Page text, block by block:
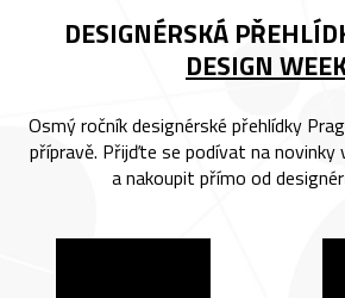
DESIGNÉRSKÁ
DESIGN
Osmý ročník designérské přehlídky
přípravě. Přijďte se podívat na novinky
a nakoupit přímo od